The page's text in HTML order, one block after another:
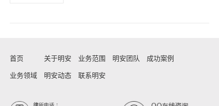
首页 关于明安 业务范围 明安团队 成功案例
业务领域 明安动态 联系明安